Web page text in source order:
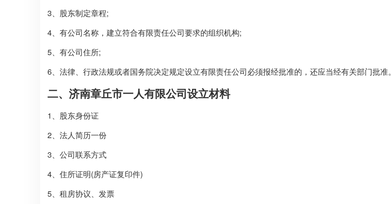
3、股东制定章程;
4、有公司名称，建立符合有限责任公司要求的组织机构;
5、有公司住所;
6、法律、行政法规或者国务院决定规定设立有限责任公司必须报经批准的，还应当经有关部门批准。
二、济南章丘市一人有限公司设立材料
1、股东身份证
2、法人简历一份
3、公司联系方式
4、住所证明(房产证复印件)
5、租房协议、发票